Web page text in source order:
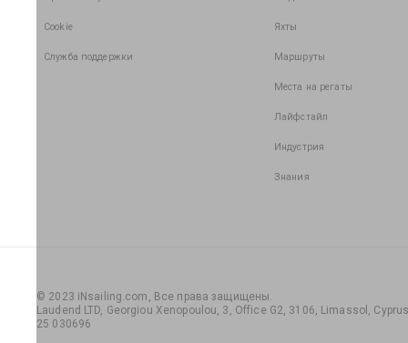
Cookie
Служба поддержки
Яхты
Маршруты
Места на регаты
Лайфстайл
Индустрия
Знания
© 2023 iNsailing.com, Все права защищены.
Laudend LTD, Georgiou Xenopoulou, 3, Office G2, 3106, Limassol,
25 030696